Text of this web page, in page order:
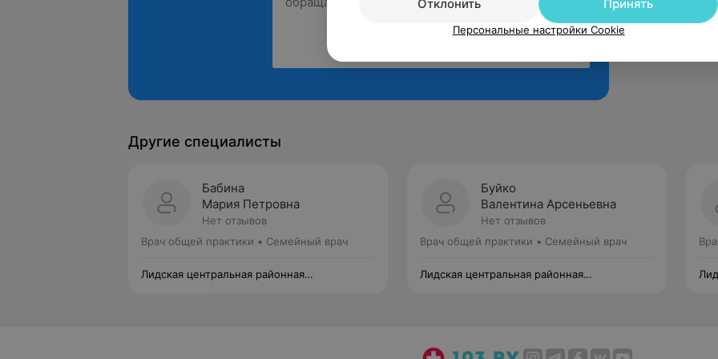
Другие специалисты
Бабина
Мария Петровна
Нет отзывов
Врач общей практики • Семейный врач
Лидская центральная районная
Буйко
Валентина Арсеньевна
Нет отзывов
Врач общей практики • Семейный врач
Лидская центральная районная
Отклонить
Принять
Персональные настройки Cookie